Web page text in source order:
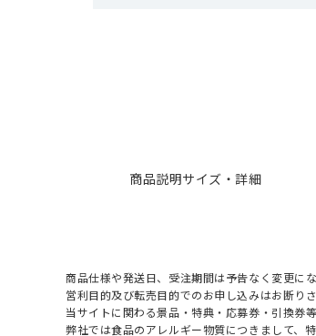
商品説明サイズ・詳細
商品仕様や発送日、受注期間は予告なく変更にな
営利目的及び転売目的でのお申し込みはお断りさ
当サイトに関わる景品・特典・応募券・引換券
弊社では食品のアレルギー物質につきまして、